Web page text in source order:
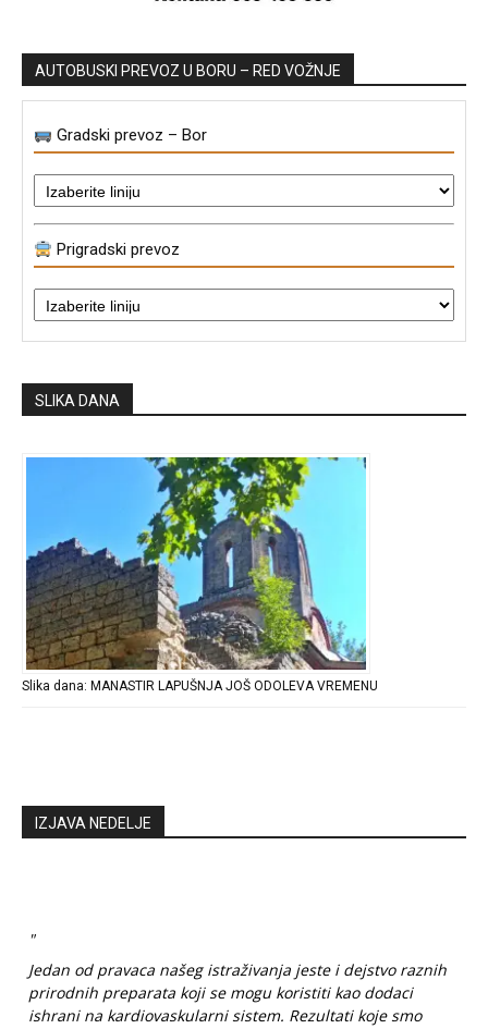
AUTOBUSKI PREVOZ U BORU – RED VOŽNJE
Gradski prevoz – Bor
Prigradski prevoz
SLIKA DANA
Slika dana: MANASTIR LAPUŠNJA JOŠ ODOLEVA VREMENU
IZJAVA NEDELJE
"
Jedan od pravaca našeg istraživanja jeste i dejstvo raznih
prirodnih preparata koji se mogu koristiti kao dodaci
ishrani na kardiovaskularni sistem. Rezultati koje smo